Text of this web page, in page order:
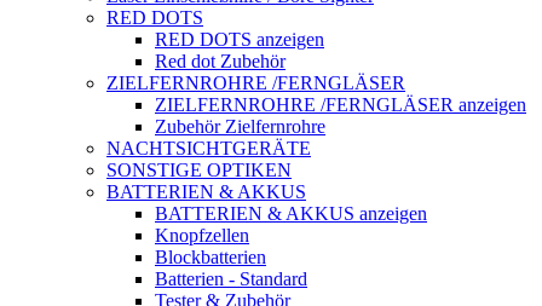
RED DOTS
RED DOTS anzeigen
Red dot Zubehör
ZIELFERNROHRE /FERNGLÄSER
ZIELFERNROHRE /FERNGLÄSER anzeigen
Zubehör Zielfernrohre
NACHTSICHTGERÄTE
SONSTIGE OPTIKEN
BATTERIEN & AKKUS
BATTERIEN & AKKUS anzeigen
Knopfzellen
Blockbatterien
Batterien - Standard
Tester & Zubehör